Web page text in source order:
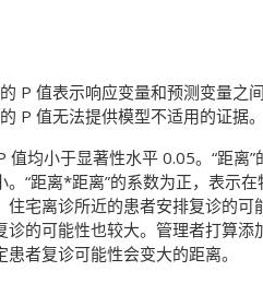
P 值表示响应变量和预测变量之
P 值无法提供模型不适用的证据。
值均小于显著性水平 0.05。“距离
“距离*距离”的系数为正，表示
宅离诊所近的患者安排复诊的可
的可能性也较大。管理者打算添
者复诊可能性会变大的距离。